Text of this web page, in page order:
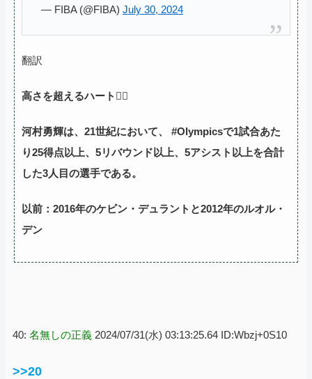
— FIBA (@FIBA) July 30, 2024
翻訳
高さを超えるハート❤️‍🔥
河村勇輝は、21世紀において、 #Olympicsで1試合あた
り25得点以上、5リバウンド以上、5アシスト以上を合計
した3人目の選手である。
以前：2016年のケビン・デュラントと2012年のルオル・
デン
40: 名無しの正義 2024/07/31(水) 03:13:25.64 ID:Wbzj+0S10
>>20